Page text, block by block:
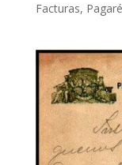
Facturas,